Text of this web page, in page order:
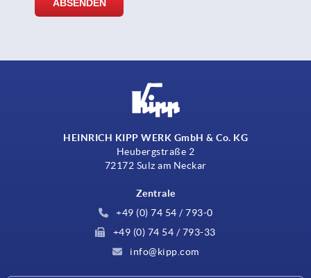
HEINRICH KIPP WERK GmbH & Co. KG
Heubergstraße 2
72172 Sulz am Neckar
Zentrale
+49 (0) 74 54 / 793-0
+49 (0) 74 54 / 793-33
info@kipp.com